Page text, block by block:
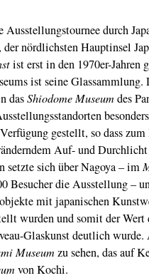
Ausstellungstournee durch
nördlichsten Hauptinsel
ist erst in den 1970er-Jahren
ist seine Glassammlung.
dasShiodome Museumdes
gestellt, so dass
Auf- und
sich über Nagoya – im
Besucher die Ausstellung –
mit japanischen
wurden und somit der Wert
Glaskunst deutlich wurde.
Museumzu sehen, das auf
von Kochi.